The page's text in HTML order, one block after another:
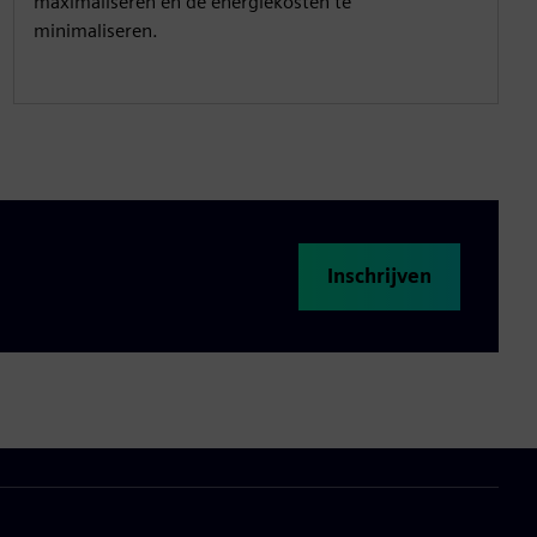
minimaliseren.
Inschrijven